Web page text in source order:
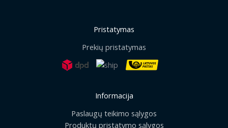
Pristatymas
Prekių pristatymas
Informacija
Paslaugų teikimo sąlygos
Produktų pristatymo sąlygos